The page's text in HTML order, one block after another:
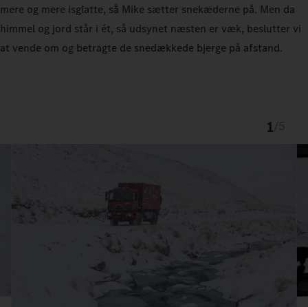
mere og mere isglatte, så Mike sætter snekæderne på. Men da
himmel og jord står i ét, så udsynet næsten er væk, beslutter vi
at vende om og betragte de snedækkede bjerge på afstand.
1